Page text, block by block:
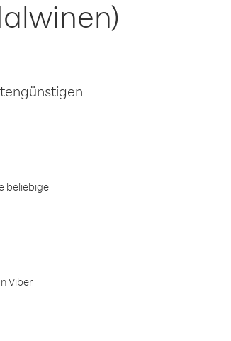
beliebige
Viber